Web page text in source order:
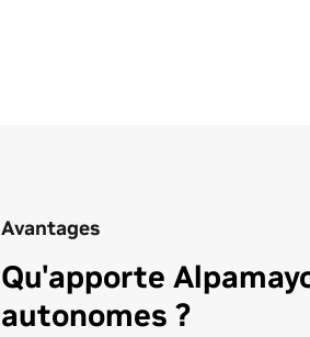
Avantages
Qu'apporte
autonomes ?